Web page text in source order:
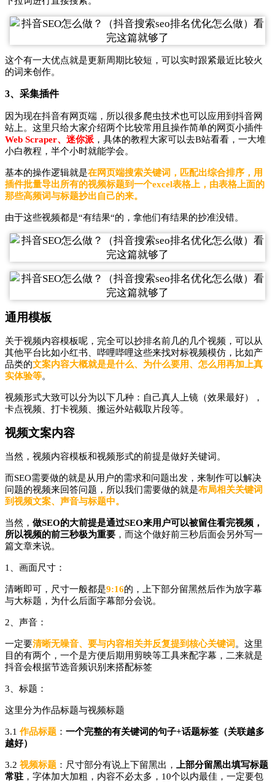
这个有一大优点就是更新周期比较短，可以实时跟紧最近比较火
的词来创作。
3、采集插件
因为现在抖音有网页端，所以很多爬虫技术也可以应用到抖音网
站上。这里只给大家介绍两个比较常用且操作简单的网页小插件
Web Scraper、迷你派 ，具体的教程大家可以去B站看看，一大堆
小白教程，半个小时就能学会。
基本的操作逻辑就是在网页端搜索关键词，匹配出综合排序，用
插件批量导出所有的视频标题到一个excel表格上，由表格上面的
那些高频词与标题抄出自己的来。
由于这些视频都是“有结果“的，拿他们有结果的抄准没错。
通用模板
关于视频内容模板呢，完全可以抄排名前几的几个视频，可以从
其他平台比如小红书、哔哩哔哩这些来找对标视频模仿，比如产
品类的文案内容大概就是是什么、为什么要用、怎么用再加上真
实体验等。
视频形式大致可以分为以下几种：自己真人上镜（效果最好），
卡点视频、打卡视频、搬运外站截取片段等。
视频文案内容
当然，视频内容模板和视频形式的前提是做好关键词。
而SEO需要做的就是从用户的需求和问题出发，来制作可以解决
问题的视频来回答问题，所以我们需要做的就是布局相关关键词
到视频文案、声音与标题中。
当然， 做SEO的大前提是通过SEO来用户可以被留住看完视频，
所以视频的前三秒极为重要 ，而这个做好前三秒后面会另外写一
篇文章来说。
1、画面尺寸：
清晰即可，尺寸一般都是9:16的，上下部分留黑然后作为放字幕
与大标题，为什么后面字幕部分会说。
2、声音：
一定要清晰无噪音、要与内容相关并反复提到核心关键词 。这里
目的有两个，一个是方便后期用剪映等工具来配字幕，二来就是
抖音会根据节选音频识别来搭配标签
3、标题：
这里分为作品标题与视频标题
3.1 作品标题 ： 一个完整的有关键词的句子+话题标签（关联越多
越好）
3.2 视频标题 ：尺寸部分有说上下留黑出，
上部分留黑出填写标题
常驻 ，字体加大加粗，内容不必太多，10个以内最佳，一定要包